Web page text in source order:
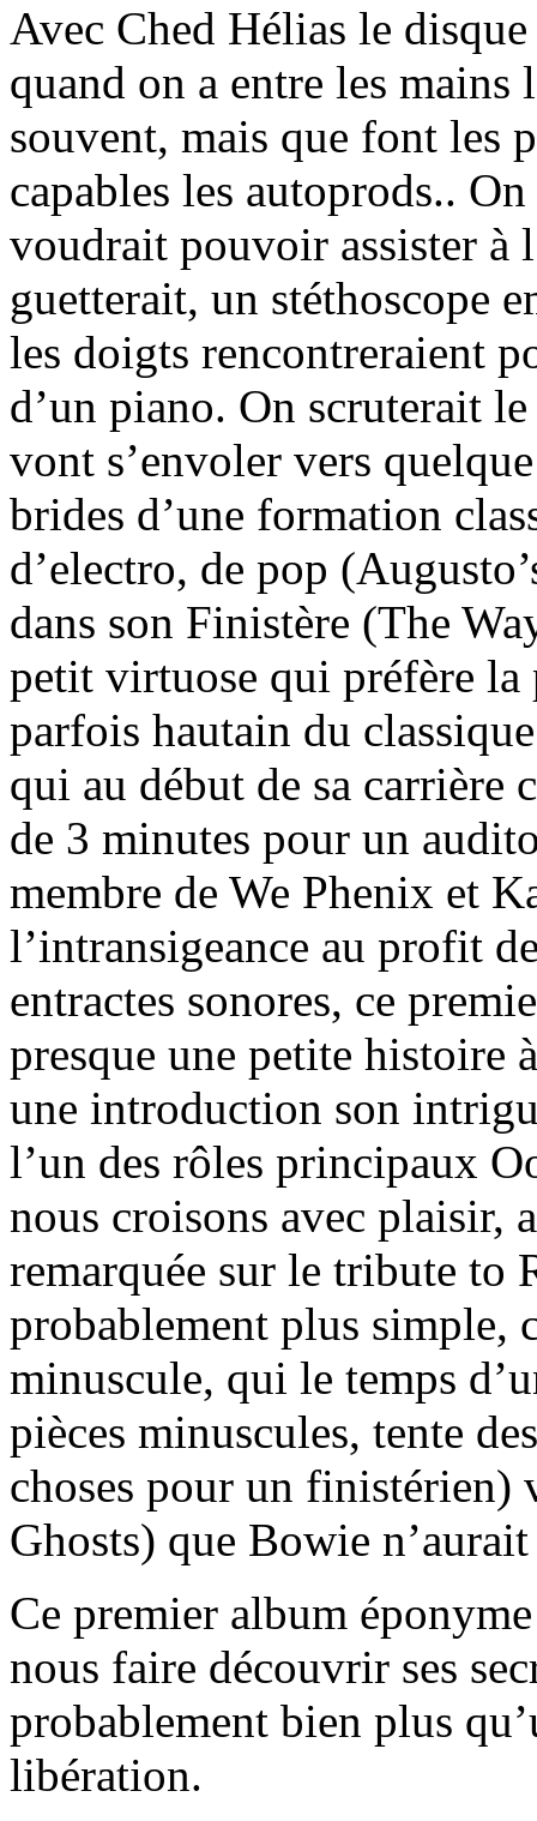
Avec Ched Hélias le
quand on a entre les mains
souvent, mais que font les
capables les autoprods..
voudrait pouvoir assister à
guetterait, un stéthoscope
les doigts rencontreraient
d’un piano. On scruterait
vont s’envoler vers
brides d’une formation
d’electro, de pop
dans son Finistère (The
petit virtuose qui préfère la
parfois hautain du
qui au début de sa carrière
de 3 minutes pour un
membre de We Phenix et
l’intransigeance au profit
entractes sonores, ce
presque une petite histoire
une introduction son
l’un des rôles principaux
nous croisons avec plaisir,
remarquée sur le tribute to
probablement plus simple,
minuscule, qui le temps
pièces minuscules, tente
choses pour un
Ghosts) que Bowie
Ce premier album
nous faire découvrir ses
probablement bien plus
libération.